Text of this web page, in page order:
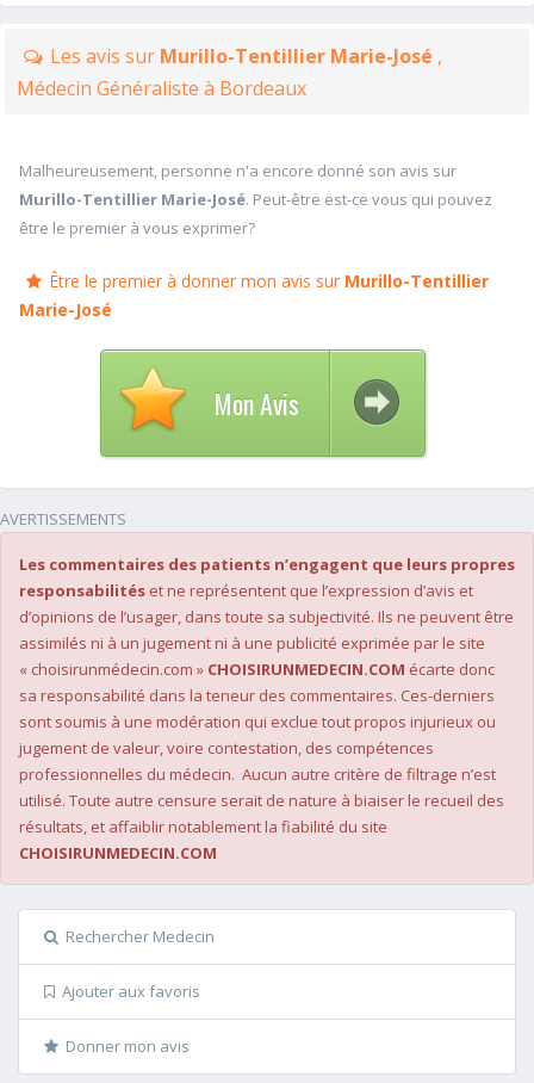
Les avis sur Murillo-Tentillier Marie-José ,
Médecin Généraliste à Bordeaux
Malheureusement, personne n'a encore donné son avis sur
Murillo-Tentillier Marie-José. Peut-être est-ce vous qui pouvez
être le premier à vous exprimer?
Être le premier à donner mon avis sur Murillo-Tentillier
Marie-José
Mon Avis
AVERTISSEMENTS
Les commentaires des patients n’engagent que leurs propres
responsabilités et ne représentent que l’expression d’avis et
d’opinions de l’usager, dans toute sa subjectivité. Ils ne peuvent être
assimilés ni à un jugement ni à une publicité exprimée par le site
« choisirunmédecin.com » CHOISIRUNMEDECIN.COM écarte donc
sa responsabilité dans la teneur des commentaires. Ces-derniers
sont soumis à une modération qui exclue tout propos injurieux ou
jugement de valeur, voire contestation, des compétences
professionnelles du médecin. Aucun autre critère de filtrage n’est
utilisé. Toute autre censure serait de nature à biaiser le recueil des
résultats, et affaiblir notablement la fiabilité du site
CHOISIRUNMEDECIN.COM
Rechercher Medecin
Ajouter aux favoris
Donner mon avis